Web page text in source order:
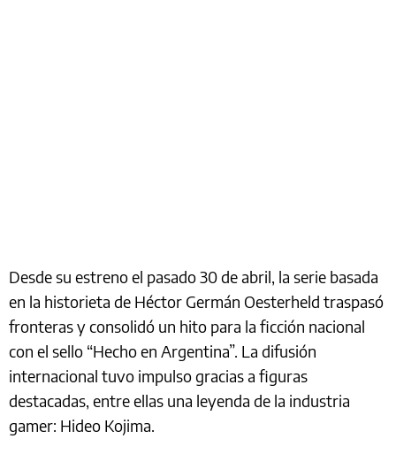
Desde su estreno el pasado 30 de abril, la serie basada
en la historieta de Héctor Germán Oesterheld traspasó
fronteras y consolidó un hito para la ficción nacional
con el sello “Hecho en Argentina”. La difusión
internacional tuvo impulso gracias a figuras
destacadas, entre ellas una leyenda de la industria
gamer: Hideo Kojima.